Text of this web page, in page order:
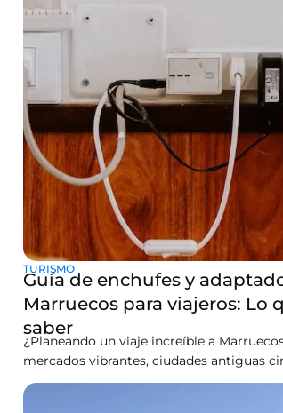
TURISMO
Guía de enchufes y
Marruecos para viajeros: Lo
saber
¿Planeando un viaje increíble a
mercados vibrantes, ciudades antiguas
paisajes impresionantes? Mientras
el desierto del Sahara, no olvides un